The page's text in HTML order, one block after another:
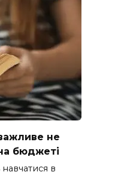
не
бюджеті
в